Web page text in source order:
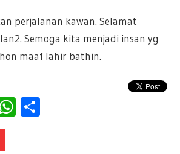
perjalanan kawan. Selamat
Semoga kita menjadi insan yg
maaf lahir bathin.
WhatsApp